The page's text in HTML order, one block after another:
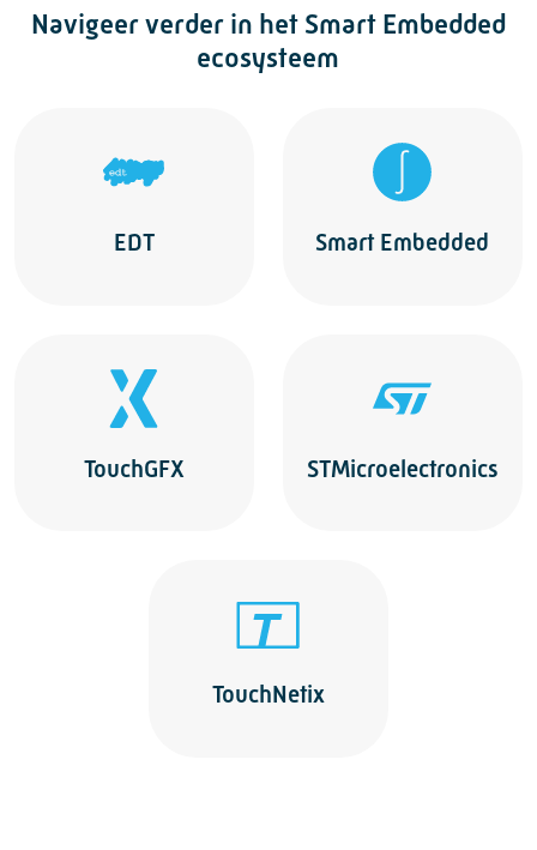
Navigeer verder in het Smart Embedded
ecosysteem
EDT Smart Embedded
TouchGFX STMicroelectronics
TouchNetix